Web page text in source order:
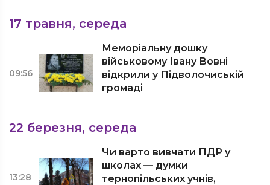
17 травня, середа
09:56
Меморіальну дошку
військовому Івану Вовні
відкрили у Підволочиській
громаді
22 березня, середа
13:28
Чи варто вивчати ПДР у
школах — думки
тернопільських учнів,